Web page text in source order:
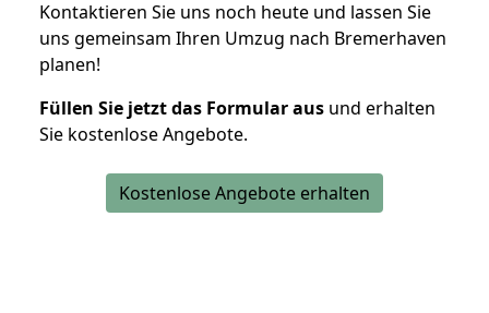
Kontaktieren Sie uns noch heute und lassen Sie
uns gemeinsam Ihren Umzug nach Bremerhaven
planen!
Füllen Sie jetzt das Formular aus und erhalten
Sie kostenlose Angebote.
Kostenlose Angebote erhalten